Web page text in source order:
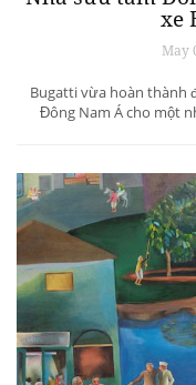
xe
May
Bugatti vừa hoàn thành
Đông Nam Á cho một